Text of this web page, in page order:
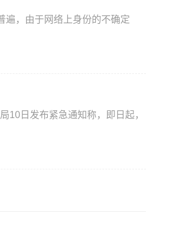
，由于网络上身份的不确定
日发布紧急通知称，即日起，